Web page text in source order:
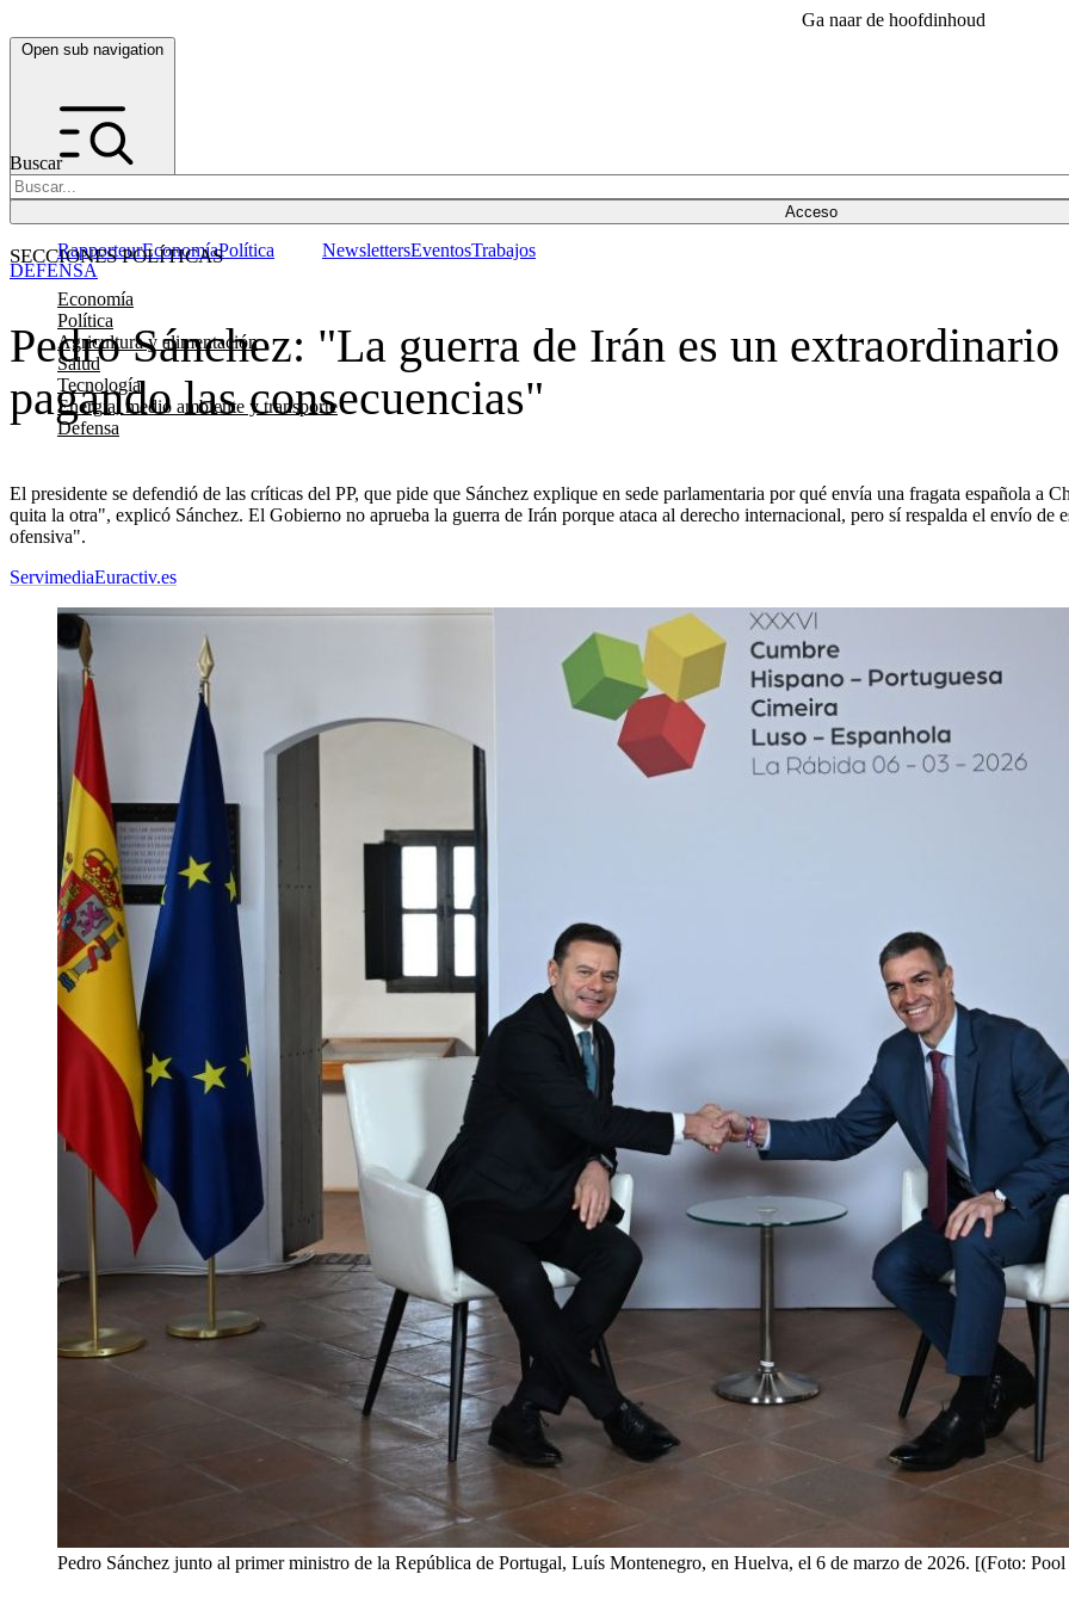
Ga naar de hoofdinhoud
Open sub navigation
Buscar
Acceso
SECCIONES POLÍTICAS
Economía
Política
Agricultura y alimentación
Salud
Tecnología
Energía, medio ambiente y transporte
Defensa
RapporteurEconomíaPolítica NewslettersEventosTrabajos
Pedro Sánchez: "La guerra de Irán es un
pagando las consecuencias"
El presidente se defendió de las críticas del PP, que pide que Sánchez explique en sede parlamentaria por qué envía una fragata española
quita la otra", explicó Sánchez. El Gobierno no aprueba la guerra de Irán porque ataca al derecho internacional, pero sí respalda el envío de
ofensiva".
DEFENSA
ServimediaEuractiv.es
Pedro Sánchez junto al primer ministro de la República de Portugal, Luís Montenegro, en Huelva, el 6 de marzo de 2026. [(Foto: